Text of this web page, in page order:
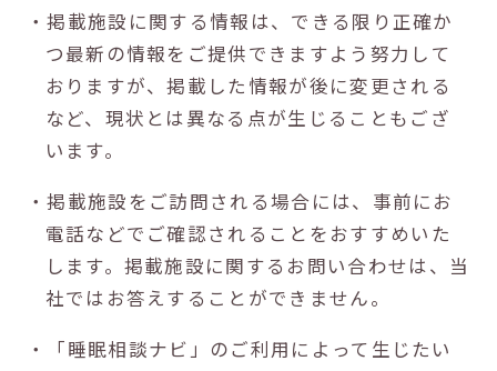
・掲載施設に関する情報は、できる限り正確か
つ最新の情報をご提供できますよう努力して
おりますが、掲載した情報が後に変更される
など、現状とは異なる点が生じることもござ
います。
・掲載施設をご訪問される場合には、事前にお
電話などでご確認されることをおすすめいた
します。掲載施設に関するお問い合わせは、当
社ではお答えすることができません。
・「睡眠相談ナビ」のご利用によって生じたい